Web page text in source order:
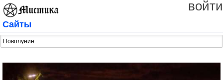
войти
Сайты